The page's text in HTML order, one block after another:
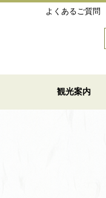
よくあるご質問
観光案内